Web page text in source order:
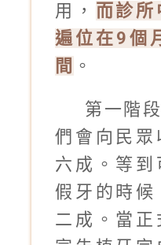
用， 而診
遍位在9個
間 。
第一階
們會向民眾
六成。等到
假牙的時候
二成。當